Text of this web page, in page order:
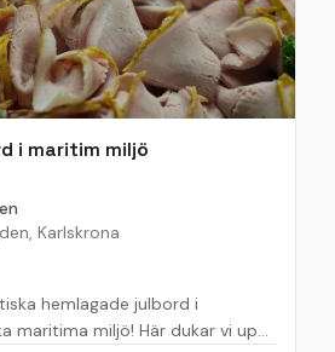
i maritim miljö
Karlskrona
hemlagade julbord i
maritima miljö! Här dukar vi upp